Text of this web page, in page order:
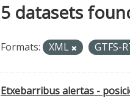
5 datasets
Formats: XML GTFS-
Etxebarribus alertas -